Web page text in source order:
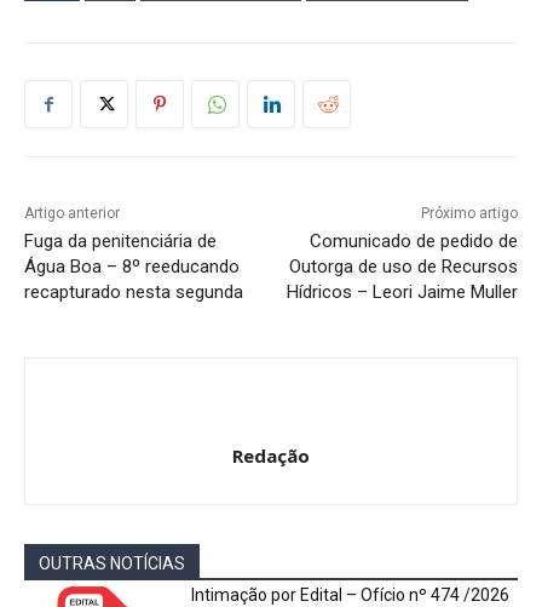
Artigo anterior
Fuga da penitenciária de
Água Boa – 8º reeducando
recapturado nesta segunda
Próximo artigo
Comunicado de pedido de
Outorga de uso de Recursos
Hídricos – Leori Jaime Muller
Redação
OUTRAS NOTÍCIAS
Intimação por Edital – Ofício nº 474 /2026